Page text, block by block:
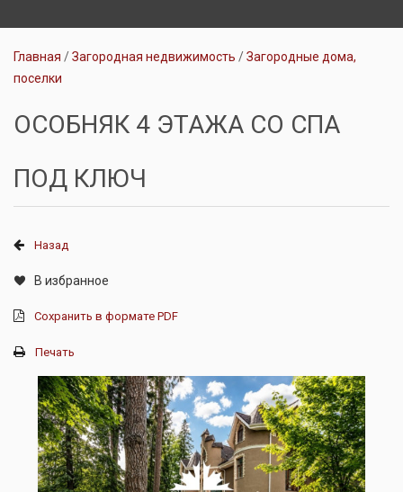
Главная Загородная недвижимость
Загородные дома,
поселки
ОСОБНЯК 4 ЭТАЖА СО СПА
ПОД КЛЮЧ
Назад
В избранное
Сохранить в формате PDF
Печать